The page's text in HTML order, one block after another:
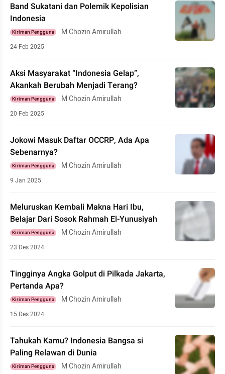
Band Sukatani dan Polemik Kepolisian
Indonesia
Kiriman Pengguna M Chozin Amirullah
24 Feb 2025
Aksi Masyarakat “Indonesia Gelap”,
Akankah Berubah Menjadi Terang?
Kiriman Pengguna M Chozin Amirullah
20 Feb 2025
Jokowi Masuk Daftar OCCRP, Ada Apa
Sebenarnya?
Kiriman Pengguna M Chozin Amirullah
9 Jan 2025
Meluruskan Kembali Makna Hari Ibu,
Belajar Dari Sosok Rahmah El-Yunusiyah
Kiriman Pengguna M Chozin Amirullah
23 Des 2024
Tingginya Angka Golput di Pilkada Jakarta,
Pertanda Apa?
Kiriman Pengguna M Chozin Amirullah
15 Des 2024
Tahukah Kamu? Indonesia Bangsa si
Paling Relawan di Dunia
Kiriman Pengguna M Chozin Amirullah